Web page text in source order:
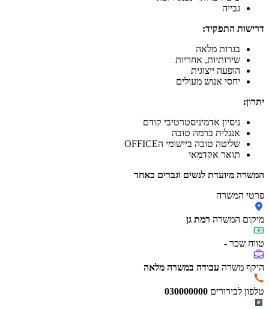
גבייה
דרישות התפקיד:
בגרות מלאה
שירותיות, אחריות
הופעה ייצוגית
יחסי אנוש מעולים
יתרון:
ניסיון אדמיניסטרטיבי קודם
אנגלית ברמה טובה
שליטה טובה ביישומי הOFFICE
תואר אקדמאי
המשרה מיועדת לנשים וגברים כאחד
פרטי המשרה
מיקום המשרה רמת גן
טווח שכר -
היקף משרה עבודה במשרה מלאה
טלפון לבירורים 030000000